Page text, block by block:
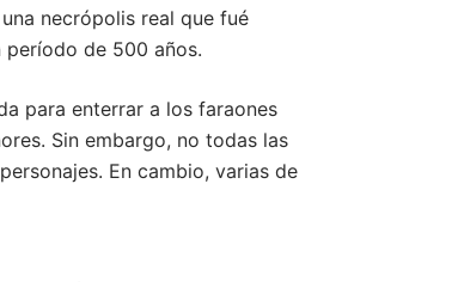
necrópolis real que fué
de 500 años.
para enterrar a los faraones
Sin embargo, no todas las
En cambio, varias de